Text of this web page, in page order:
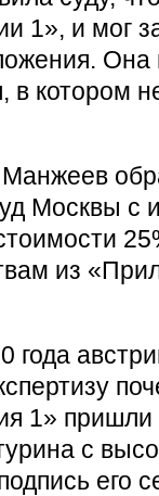
1», и мог
Она
в котором
Москвы с
из
года
1» пришли
с
его